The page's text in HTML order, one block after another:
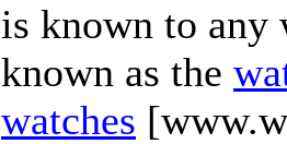
is known to any
known as the
watches